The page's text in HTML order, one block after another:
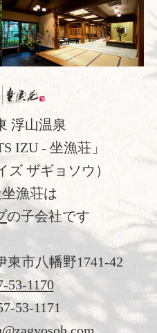
浮山温泉
IZU - 坐漁荘」
ズ ザギョソウ）
漁荘は
の子会社です
東市八幡野1741-42
53-1170
53-1171
泉
施設
ス
情報
体験
案内
ラリー
泊プラン
わせ
ご質問
ポリシー